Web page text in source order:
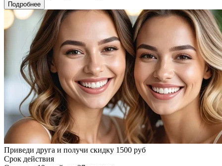
Подробнее
Приведи друга и получи скидку 1500 руб
Срок действия